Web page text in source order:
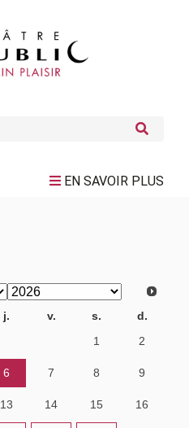
EN SAVOIR PLUS
j. v. s.
d.
1 2
6 7 8 9
13 14 15 16